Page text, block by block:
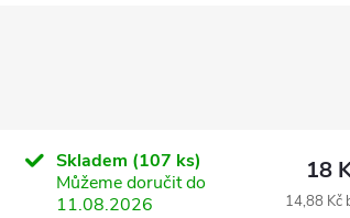
Skladem (107 ks)
Můžeme doručit do
11.08.2026
18
14,88 Kč